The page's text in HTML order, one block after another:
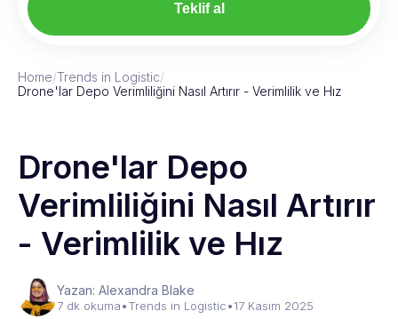
Teklif al
Home/Trends in Logistic/
Drone'lar Depo Verimliliğini Nasıl Artırır - Verimlilik ve Hız
Drone'lar Depo
Verimliliğini Nasıl Artırır
- Verimlilik ve Hız
Yazan: Alexandra Blake
7 dk okuma•Trends in Logistic•17 Kasım 2025